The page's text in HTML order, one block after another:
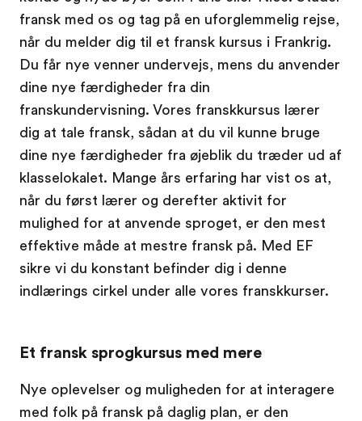
fransk med os og tag på en uforglemmelig rejse,
når du melder dig til et fransk kursus i Frankrig.
Du får nye venner undervejs, mens du anvender
dine nye færdigheder fra din
franskundervisning. Vores franskkursus lærer
dig at tale fransk, sådan at du vil kunne bruge
dine nye færdigheder fra øjeblik du træder ud af
klasselokalet. Mange års erfaring har vist os at,
når du først lærer og derefter aktivit for
mulighed for at anvende sproget, er den mest
effektive måde at mestre fransk på. Med EF
sikre vi du konstant befinder dig i denne
indlærings cirkel under alle vores franskkurser.
Et fransk sprogkursus med mere
Nye oplevelser og muligheden for at interagere
med folk på fransk på daglig plan, er den